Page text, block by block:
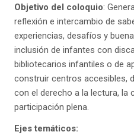
Objetivo del coloquio:
reflexión e intercambio de
experiencias, desafíos y
inclusión de infantes con
bibliotecarios infantiles o de
construir centros accesibles,
con el derecho a la lectura, la
participación plena.
Ejes temáticos: